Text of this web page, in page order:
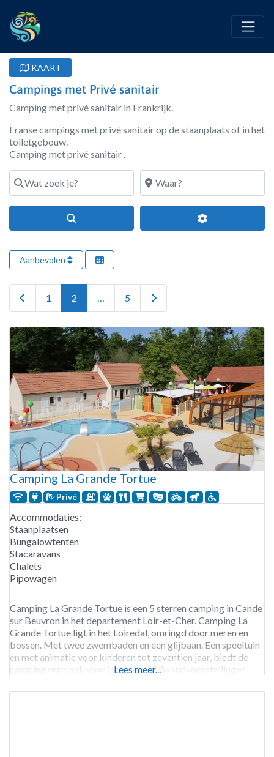
KAART
Campings met Privé sanitair
Camping met privé sanitair in Frankrijk.
Franse campings met privé sanitair op de staanplaats of in het
toiletgebouw.
Camping met privé sanitair .
Wat zoek je?
Waar?
Geavanceerde
Aanbevolen
Newer posts
1 2 … 5 Older posts
Camping La Grande Tortue
Privé
Accommodaties:
Staanplaatsen
Bungalowtenten
Stacaravans
Chalets
Pipowagen
Camping La Grande Tortue is een 5 sterren camping in Cande
sur Beuvron in het departement Loir-et-Cher. Camping La
Grande Tortue ligt in het Loiredal, omringd door meren en
bossen. Met twee zwembaden en een glijbaan. Een speeltuin
en met animatie voor kinderen tot zeventien jaar, biedt de
camping vermaak voor jong en oud. Avondvoorstellingen
Lees meer...